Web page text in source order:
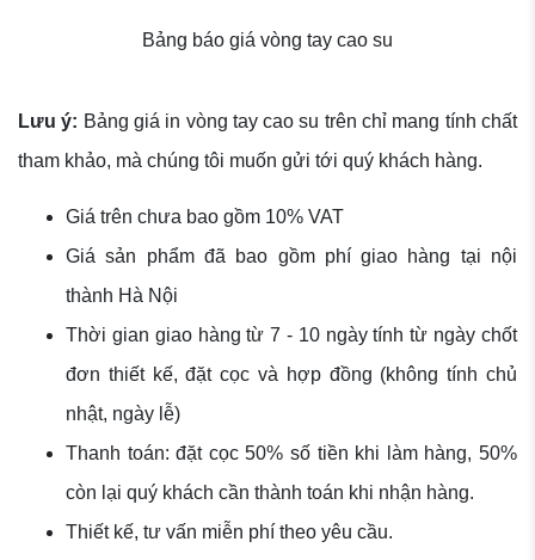
Bảng báo giá vòng tay cao su
Lưu ý: Bảng giá in vòng tay cao su trên chỉ mang tính chất
tham khảo, mà chúng tôi muốn gửi tới quý khách hàng.
Giá trên chưa bao gồm 10% VAT
Giá sản phẩm đã bao gồm phí giao hàng tại nội
thành Hà Nội
Thời gian giao hàng từ 7 - 10 ngày tính từ ngày chốt
đơn thiết kế, đặt cọc và hợp đồng (không tính chủ
nhật, ngày lễ)
Thanh toán: đặt cọc 50% số tiền khi làm hàng, 50%
còn lại quý khách cần thành toán khi nhận hàng.
Thiết kế, tư vấn miễn phí theo yêu cầu.